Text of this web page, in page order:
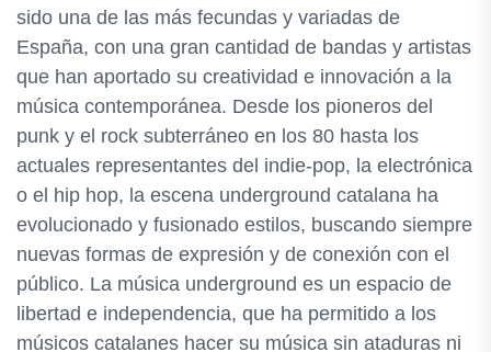
sido una de las más fecundas y variadas de
España, con una gran cantidad de bandas y artistas
que han aportado su creatividad e innovación a la
música contemporánea. Desde los pioneros del
punk y el rock subterráneo en los 80 hasta los
actuales representantes del indie-pop, la electrónica
o el hip hop, la escena underground catalana ha
evolucionado y fusionado estilos, buscando siempre
nuevas formas de expresión y de conexión con el
público. La música underground es un espacio de
libertad e independencia, que ha permitido a los
músicos catalanes hacer su música sin ataduras ni